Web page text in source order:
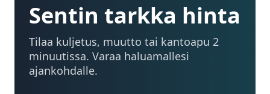
Sentin tarkka hinta
Tilaa kuljetus, muutto tai kantoapu 2
minuutissa. Varaa haluamallesi
ajankohdalle.